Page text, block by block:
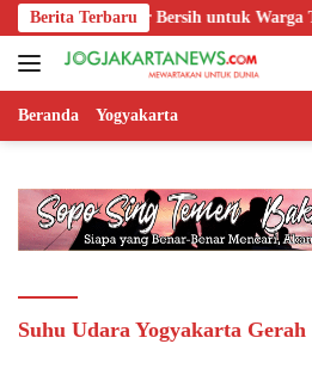
Langsung
ke
konten
Berita Terbaru
1.200 Liter Air Bersih untuk Warga
Beranda Yogyakarta
Suhu Udara Yogyakarta Gerah